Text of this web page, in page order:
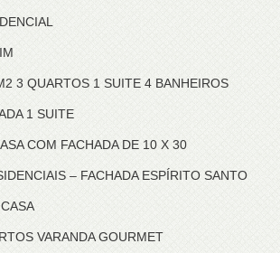
3 QUARTOS 1 SUITE 4 BANHEIROS
1 SUITE
COM FACHADA DE 10 X 30
– FACHADA ESPÍRITO SANTO
VARANDA GOURMET